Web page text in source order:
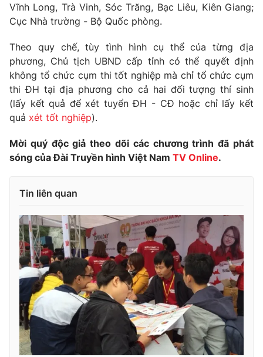
Thị trường
Tư vấn
Lịch phát sóng
Chuyên mục khác
Emagazine Podcast
Photo
Video Shorts video
VTV Sức khoẻ Bất động sản
Thị trường 24h Tấm lòng Việt
VTV4 Vươn mình bằng AI
VTV9 VTV8
Liên hệ tòa soạn English
Vĩnh Long, Trà Vinh, Sóc Trăng, Bạc Liêu, Kiên Giang;
Cục Nhà trường - Bộ Quốc phòng.
Theo quy chế, tùy tình hình cụ thể của từng địa
phương, Chủ tịch UBND cấp tỉnh có thể quyết định
không tổ chức cụm thi tốt nghiệp mà chỉ tổ chức cụm
thi ĐH tại địa phương cho cả hai đối tượng thí sinh
(lấy kết quả để xét tuyển ĐH - CĐ hoặc chỉ lấy kết
quả xét tốt nghiệp).
Mời quý độc giả theo dõi các chương trình đã phát
sóng của Đài Truyền hình Việt Nam TV Online.
Tin liên quan